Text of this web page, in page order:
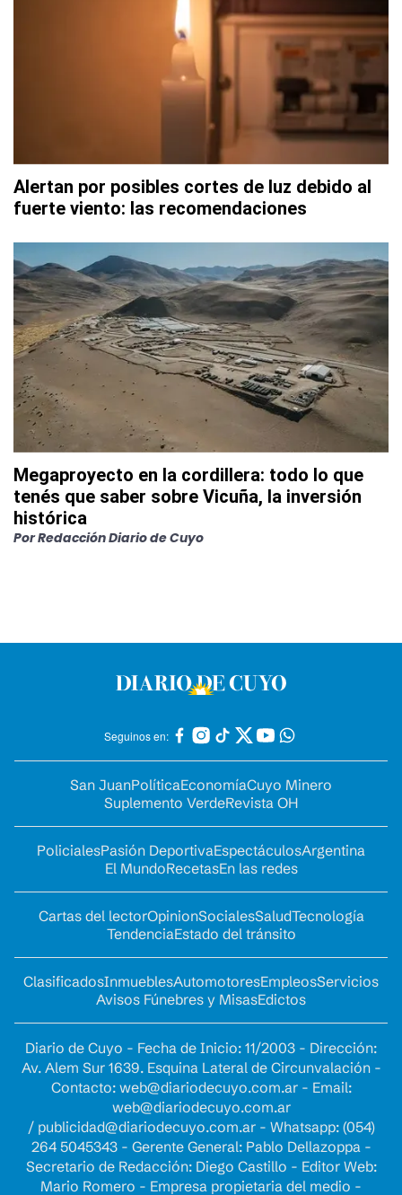
Alertan por posibles cortes de luz debido al
fuerte viento: las recomendaciones
Megaproyecto en la cordillera: todo lo que
tenés que saber sobre Vicuña, la inversión
histórica
PorRedacción Diario de Cuyo
Seguinos en:
San JuanPolíticaEconomíaCuyo Minero
Suplemento VerdeRevista OH
PolicialesPasión DeportivaEspectáculosArgentina
El MundoRecetasEn las redes
Cartas del lectorOpinionSocialesSaludTecnología
TendenciaEstado del tránsito
ClasificadosInmueblesAutomotoresEmpleosServicios
Avisos Fúnebres y MisasEdictos
Diario de Cuyo - Fecha de Inicio: 11/2003 - Dirección:
Av. Alem Sur 1639. Esquina Lateral de Circunvalación -
Contacto: web@diariodecuyo.com.ar- Email:
web@diariodecuyo.com.ar
/ publicidad@diariodecuyo.com.ar- Whatsapp: (054)
264 5045343 - Gerente General: Pablo Dellazoppa -
Secretario de Redacción: Diego Castillo - Editor Web:
Mario Romero - Empresa propietaria del medio -